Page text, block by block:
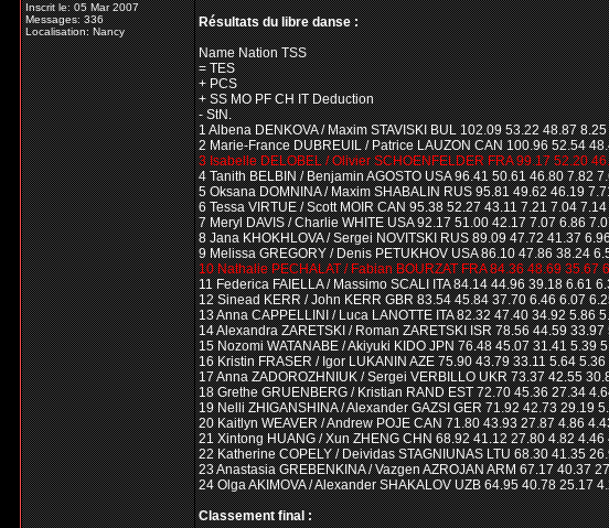
Inscrit le: 05 Mar 2007
Messages: 336
Localisation: Nancy
Résultats du libre danse :
Name Nation TSS
= TES
+ PCS
+ SS MO PF CH IT Deduction
- StN.
1 Albena DENKOVA / Maxim STAVISKI BUL 102.09 53.22 48.87
2 Marie-France DUBREUIL / Patrice LAUZON CAN 100.96 52.54
3 Isabelle DELOBEL / Olivier SCHOENFELDER FRA 99.17 52.20
4 Tanith BELBIN / Benjamin AGOSTO USA 96.41 50.61 46.80 7.82
5 Oksana DOMNINA / Maxim SHABALIN RUS 95.81 49.62 46.19
6 Tessa VIRTUE / Scott MOIR CAN 95.38 52.27 43.11 7.21 7.04
7 Meryl DAVIS / Charlie WHITE USA 92.17 51.00 42.17 7.07 6.86
8 Jana KHOKHLOVA / Sergei NOVITSKI RUS 89.09 47.72 41.37
9 Melissa GREGORY / Denis PETUKHOV USA 86.10 47.86 38.24
10 Nathalie PECHALAT / Fabian BOURZAT FRA 84.36 48.69 35.67
11 Federica FAIELLA / Massimo SCALI ITA 84.14 44.96 39.18 6.61
12 Sinead KERR / John KERR GBR 83.54 45.84 37.70 6.46 6.07
13 Anna CAPPELLINI / Luca LANOTTE ITA 82.32 47.40 34.92 5.86
14 Alexandra ZARETSKI / Roman ZARETSKI ISR 78.56 44.59
15 Nozomi WATANABE / Akiyuki KIDO JPN 76.48 45.07 31.41 5.39
16 Kristin FRASER / Igor LUKANIN AZE 75.90 43.79 33.11 5.64
17 Anna ZADOROZHNIUK / Sergei VERBILLO UKR 73.37 42.55
18 Grethe GRUENBERG / Kristian RAND EST 72.70 45.36 27.34
19 Nelli ZHIGANSHINA / Alexander GAZSI GER 71.92 42.73 29.19
20 Kaitlyn WEAVER / Andrew POJE CAN 71.80 43.93 27.87 4.86
21 Xintong HUANG / Xun ZHENG CHN 68.92 41.12 27.80 4.82
22 Katherine COPELY / Deividas STAGNIUNAS LTU 68.30 41.35
23 Anastasia GREBENKINA / Vazgen AZROJAN ARM 67.17 40.37
24 Olga AKIMOVA / Alexander SHAKALOV UZB 64.95 40.78 25.17
Classement final :